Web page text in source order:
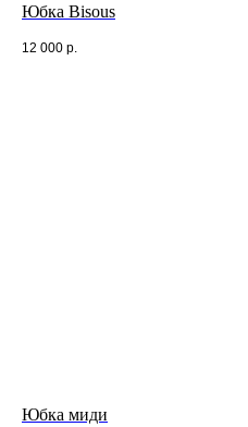
Юбка Bisous
12 000 р.
Юбка миди